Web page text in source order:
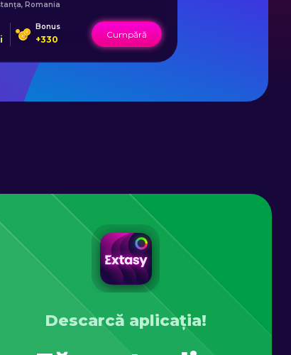
, Romania
Bonus
+330 Cumpără
Descarcă aplicația!